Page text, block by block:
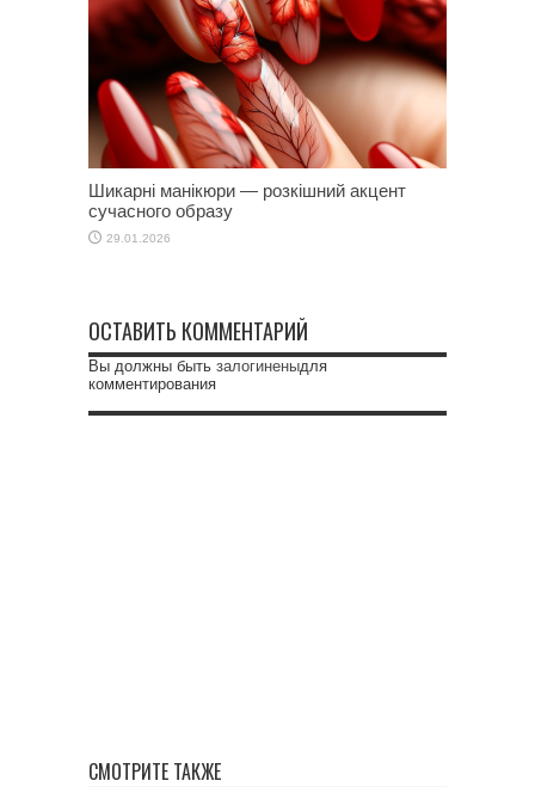
Шикарні манікюри — розкішний акцент
сучасного образу
29.01.2026
ОСТАВИТЬ КОММЕНТАРИЙ
Вы должны быть залогиненыдля
комментирования
СМОТРИТЕ ТАКЖЕ